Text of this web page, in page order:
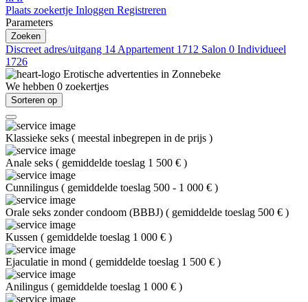
Plaats zoekertje Inloggen Registreren
Parameters
Zoeken
Discreet adres/uitgang 14 Appartement 1712 Salon 0 Individueel
1726
Erotische advertenties in Zonnebeke
We hebben 0 zoekertjes
Sorteren op
Klassieke seks ( meestal inbegrepen in de prijs )
Anale seks ( gemiddelde toeslag 1 500 € )
Cunnilingus ( gemiddelde toeslag 500 - 1 000 € )
Orale seks zonder condoom (BBBJ) ( gemiddelde toeslag 500 € )
Kussen ( gemiddelde toeslag 1 000 € )
Ejaculatie in mond ( gemiddelde toeslag 1 500 € )
Anilingus ( gemiddelde toeslag 1 000 € )